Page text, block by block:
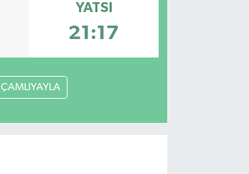
YATSI
21:17
ÇAMLIYAYLA